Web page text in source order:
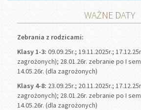
WAŻNE DATY
Zebrania z rodzicami:
Klasy 1-3: 09.09.25r.; 19.11.2025r.;
zagrożonych); 28.01.26r. zebranie po I
14.05.26r. (dla zagrożonych)
Klasy 4-8: 23.09.25r.; 20.11.2025r.;
zagrożonych); 28.01.26r. zebranie po I
14.05.26r. (dla zagrożonych)